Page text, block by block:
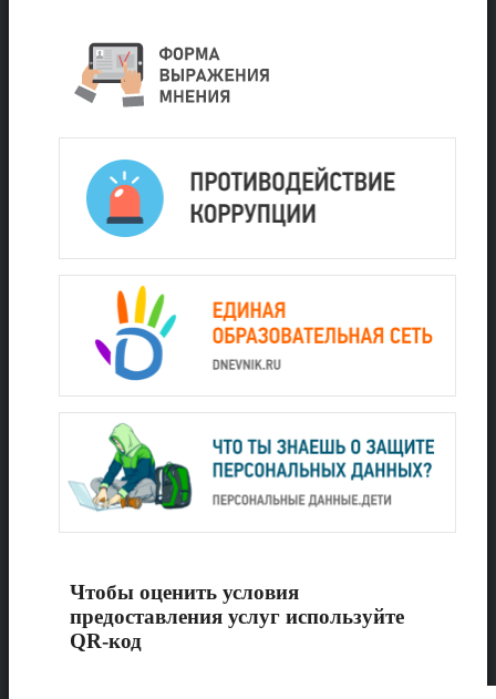
Чтобы оценить условия
предоставления услуг используйте
QR-код